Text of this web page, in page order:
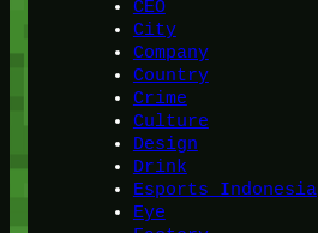
CEO
City
Company
Country
Crime
Culture
Design
Drink
Esports Indonesia
Eye